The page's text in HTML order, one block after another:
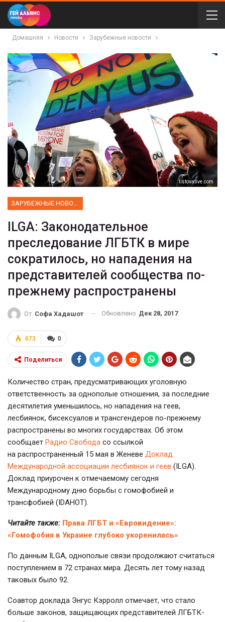
Домашняя Новости Зарубежные новости
listovative.com
ЗАРУБЕЖНЫЕ НОВОСТИ
ILGA: Законодательное
преследование ЛГБТК в мире
сократилось, но нападения на
представителей сообщества по-
прежнему распространены
От Софа Хадашот Обновлено Дек 28, 2017
0
673
Поделиться
Количество стран, предусматривающих уголовную
ответственность за однополые отношения, за последние
десятилетия уменьшилось, но нападения на геев,
лесбиянок, бисексуалов и трансгендеров по-прежнему
распространены во многих государствах. Об этом
сообщает Радио Свобода со ссылкой
на распространенный 15 мая в Женеве Доклад
Международной ассоциации лесбиянок и геев (ILGA).
Доклад приурочен к отмечаемому сегодня
Международному дню борьбы с гомофобией и
трансфобией (IDAHOT).
Читайте также: Права ЛГБТ и «Евровидение»:
«Гомофобия в Украине глубоко укоренилась»
По данным ILGA, однополые связи продолжают считаться
поступлением в 72 странах мира. Десять лет тому назад
таковых было 92.
Соавтор доклада Энгус Кэрролл отмечает, что стало
больше законов, защищающих представителей ЛГБТК-